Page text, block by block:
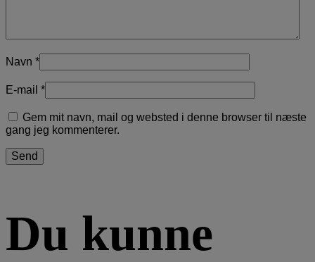
Navn *
E-mail *
Gem mit navn, mail og websted i denne browser til næste
gang jeg kommenterer.
Du kunne